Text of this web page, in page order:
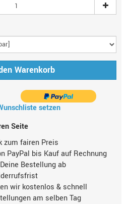
Warenkorb
setzen
Seite
zum fairen Preis
PayPal bis Kauf auf Rechnung
Bestellung ab
wir kostenlos & schnell
am selben Tag